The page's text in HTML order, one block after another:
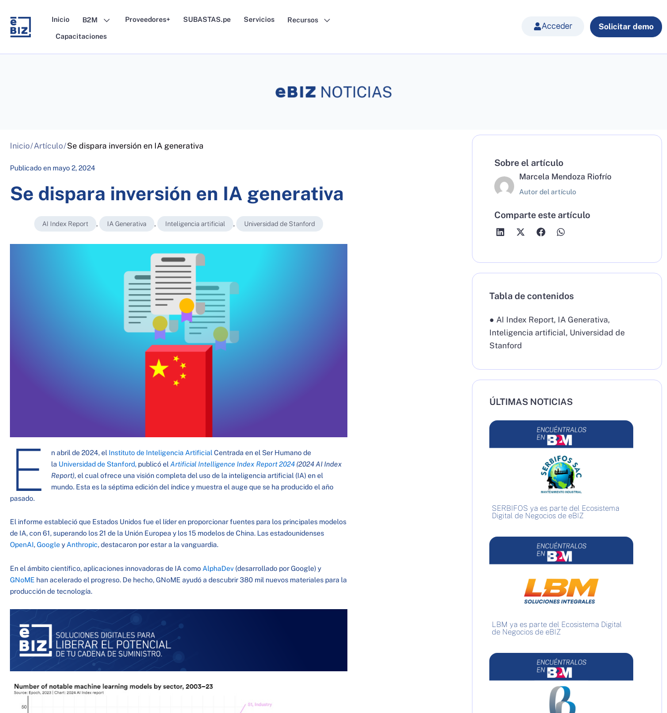
content
Inicio B2M Proveedores+ SUBASTAS.pe Servicios Recursos
Capacitaciones
Acceder Solicitar demo
Inicio/Artículo/Se dispara inversión en IA generativa
Publicado en mayo 2, 2024
Se dispara inversión en IA generativa
AI Index Report , IA Generativa , Inteligencia artificial , Universidad de Stanford
E n abril de 2024, el Instituto de Inteligencia Artificial Centrada en el Ser Humano de
la Universidad de Stanford,publicó el Artificial Intelligence Index Report 2024(2024 AI Index
Report), el cual ofrece una visión completa del uso de la inteligencia artificial (IA) en el
mundo. Esta es la séptima edición del índice y muestra el auge que se ha producido el año
pasado.
El informe estableció que Estados Unidos fue el líder en proporcionar fuentes para los principales modelos
de IA, con 61, superando los 21 de la Unión Europea y los 15 modelos de China. Las estadounidenses
OpenAI,Googley Anthropic, destacaron por estar a la vanguardia.
En el ámbito científico, aplicaciones innovadoras de IA como AlphaDev (desarrollado por Google) y
GNoME han acelerado el progreso. De hecho, GNoME ayudó a descubrir 380 mil nuevos materiales para la
producción de tecnología.
Sobre el artículo
Marcela Mendoza Riofrío
Autor del artículo
Comparte este artículo
Tabla de contenidos
● AI Index Report, IA Generativa,
Inteligencia artificial, Universidad de
Stanford
ÚLTIMAS NOTICIAS
SERBIFOS ya es parte del Ecosistema
Digital de Negocios de eBIZ
LBM ya es parte del Ecosistema Digital
de Negocios de eBIZ